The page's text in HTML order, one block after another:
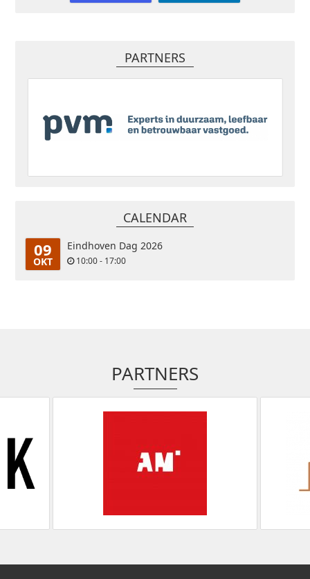
PARTNERS
CALENDAR
09
OKT
Eindhoven Dag 2026
10:00 - 17:00
PARTNERS